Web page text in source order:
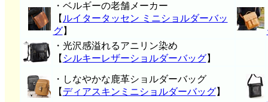
・ベルギーの老舗メーカー
【 ルイタータッセン ミニショルダーバッ
グ】
・光沢感溢れるアニリン染め
【 シルキーレザーショルダーバッグ】
・しなやかな鹿革ショルダーバッグ
【 ディアスキンミニショルダーバッグ】